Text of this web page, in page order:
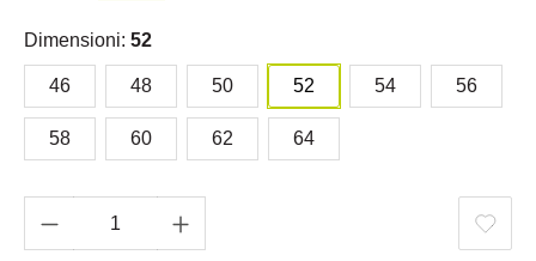
Dimensioni: 52
46 48 50 52 54 56
58 60 62 64